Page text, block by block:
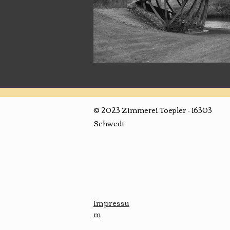
© 2023 Zimmerei Toepler - 16303
Schwedt
Impressu
m